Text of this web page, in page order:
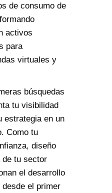
de consumo de
activos
para
virtuales y
búsquedas
tu visibilidad
estrategia en un
Como tu
diseño
de tu sector
el desarrollo
el primer